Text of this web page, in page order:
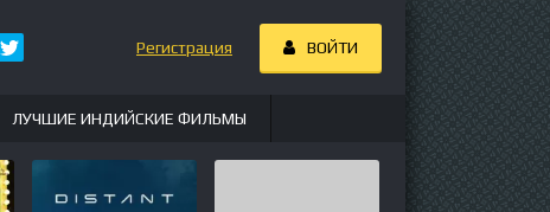
Регистрация ВОЙТИ
ЛУЧШИЕ ИНДИЙСКИЕ ФИЛЬМЫ